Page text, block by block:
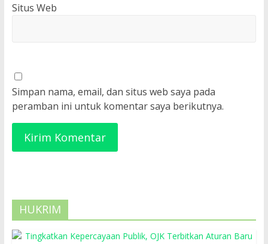
Situs Web
Simpan nama, email, dan situs web saya pada
peramban ini untuk komentar saya berikutnya.
HUKRIM